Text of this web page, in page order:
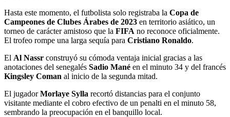
Hasta este momento, el futbolista solo registraba la Copa de
Campeones de Clubes Árabes de 2023 en territorio asiático, un
torneo de carácter amistoso que la FIFA no reconoce oficialmente.
El trofeo rompe una larga sequía para Cristiano Ronaldo.
El Al Nassr construyó su cómoda ventaja inicial gracias a las
anotaciones del senegalés Sadio Mané en el minuto 34 y del francés
Kingsley Coman al inicio de la segunda mitad.
El jugadorMorlaye Sylla recortó distancias para el conjunto
visitante mediante el cobro efectivo de un penalti en el minuto 58,
sembrando la preocupación en el banquillo local.